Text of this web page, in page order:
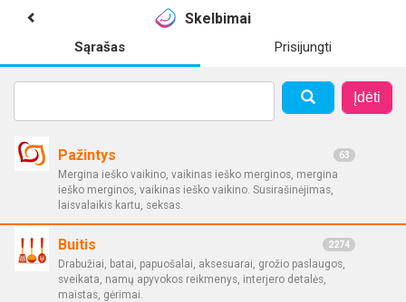
Skelbimai
Sąrašas Prisijungti
Įdėti
Pažintys 63
Mergina ieško vaikino, vaikinas ieško merginos, mergina
ieško merginos, vaikinas ieško vaikino. Susirašinėjimas,
laisvalaikis kartu, seksas.
Buitis 2274
Drabužiai, batai, papuošalai, aksesuarai, grožio paslaugos,
sveikata, namų apyvokos reikmenys, interjero detalės,
maistas, gėrimai.